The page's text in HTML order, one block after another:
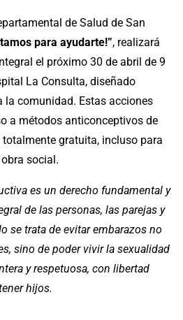
de Salud de San
para ayudarte!”, realizará
el próximo 30 de abril de 9
La Consulta, diseñado
la comunidad. Estas acciones
a métodos anticonceptivos de
gratuita, incluso para
social.
es un derecho fundamental y
de las personas, las parejas y
se trata de evitar embarazos no
sino de poder vivir la sexualidad
y respetuosa, con libertad
hijos.